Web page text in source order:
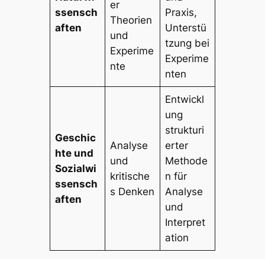
ssensch
aften
er
Theorien
und
Experime
nte
Praxis,
Unterstü
tzung bei
Experime
nten
Geschic
hte und
Sozialwi
ssensch
aften
Analyse
und
kritische
s Denken
Entwickl
ung
strukturi
erter
Methode
n für
Analyse
und
Interpret
ation